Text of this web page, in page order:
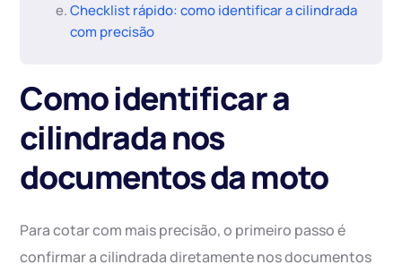
Checklist rápido: como identificar a cilindrada
com precisão
Como identificar a
cilindrada nos
documentos da moto
Para cotar com mais precisão, o primeiro passo é
confirmar a cilindrada diretamente nos documentos